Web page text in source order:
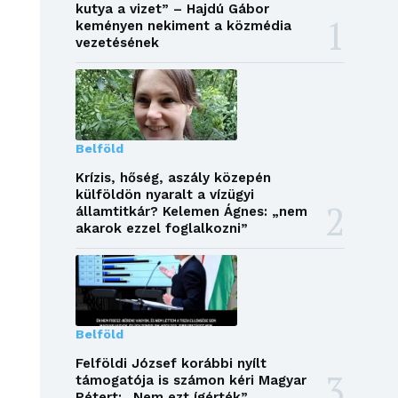
kutya a vizet” – Hajdú Gábor
keményen nekiment a közmédia
vezetésének
Belföld
Krízis, hőség, aszály közepén
külföldön nyaralt a vízügyi
államtitkár? Kelemen Ágnes: „nem
akarok ezzel foglalkozni”
Belföld
Felföldi József korábbi nyílt
támogatója is számon kéri Magyar